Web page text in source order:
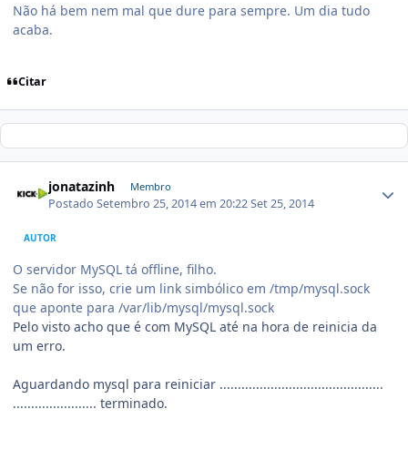
Não há bem nem mal que dure para sempre. Um dia tudo
acaba.
Citar
jonatazinh Membro
PostadoSetembro 25, 2014 em 20:22Set 25, 2014
AUTOR
O servidor MySQL tá offline, filho.
Se não for isso, crie um link simbólico em /tmp/mysql.sock
que aponte para /var/lib/mysql/mysql.sock
Pelo visto acho que é com MySQL até na hora de reinicia da
um erro.
Aguardando mysql para reiniciar .............................................
....................... terminado.